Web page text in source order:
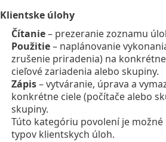
Klientske úlohy
Čítanie– prezeranie zoznamu
Použitie– naplánovanie
zrušenie priradenia) na
cieľové zariadenia alebo skupiny.
Zápis– vytváranie, úprava a
konkrétne ciele (počítače alebo
skupiny.
Túto kategóriu povolení je
typov klientskych úloh.